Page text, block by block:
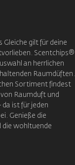
Gleiche gilt für deine
Scentchips®
an herrlichen
Raumdüften.
Sortiment findest
Raumduft und
ist für jeden
Genieße die
die wohltuende